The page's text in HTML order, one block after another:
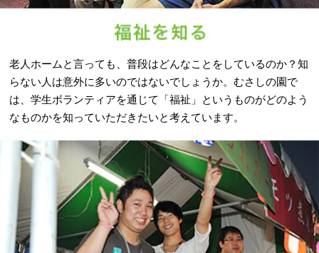
老人ホームと言っても、普段はどんなことをしているのか？知
らない人は意外に多いのではないでしょうか。むさしの園で
は、学生ボランティアを通じて「福祉」というものがどのよう
なものかを知っていただきたいと考えています。